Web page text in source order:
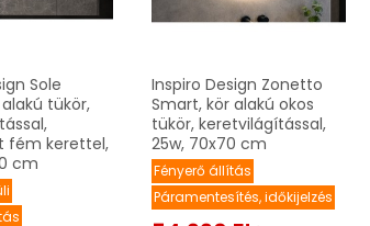
Sole
tükör,
fém kerettel,
cm
Inspiro Design Zonetto
Smart, kör alakú okos
tükör, keretvilágítással,
25w, 70x70 cm
Fényerő állítás
Páramentesítés, időkijelzés